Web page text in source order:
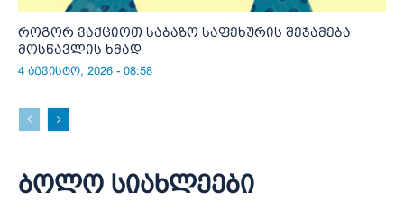
როგორ ვაქციოთ საბაზო საფეხურის შეჯამება
მოსწავლის ხმად
4 აგვისტო, 2026 - 08:58
ბოლო სიახლეები